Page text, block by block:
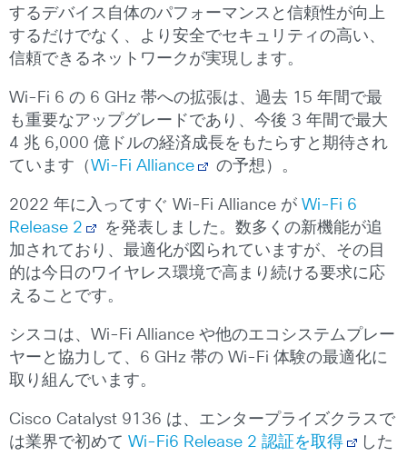
するデバイス自体のパフォーマンスと信頼性が向上
するだけでなく、より安全でセキュリティの高い、
信頼できるネットワークが実現します。
Wi-Fi 6 の 6 GHz 帯への拡張は、過去 15 年間で最
も重要なアップグレードであり、今後 3 年間で最大
4 兆 6,000 億ドルの経済成長をもたらすと期待され
ています（Wi-Fi Alliance の予想）。
2022 年に入ってすぐ Wi-Fi Alliance が Wi-Fi 6
Release 2
を発表しました。数多くの新機能が追
加されており、最適化が図られていますが、その目
的は今日のワイヤレス環境で高まり続ける要求に応
えることです。
シスコは、Wi-Fi Alliance や他のエコシステムプレー
ヤーと協力して、6 GHz 帯の Wi-Fi 体験の最適化に
取り組んでいます。
Cisco Catalyst 9136 は、エンタープライズクラスで
は業界で初めて Wi-Fi6 Release 2 認証を取得
した